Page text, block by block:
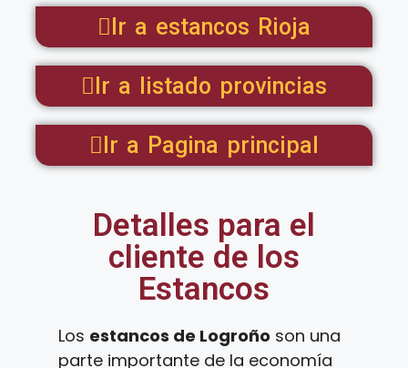
Ir a estancos Rioja
Ir a listado provincias
Ir a Pagina principal
Detalles para el
cliente de los
Estancos
Los estancos de Logroño son una
parte importante de la economía